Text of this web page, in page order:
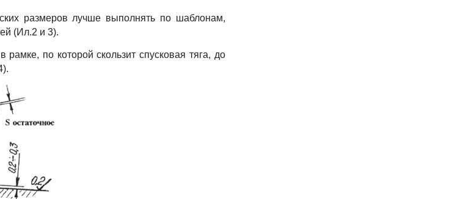
размеров лучше выполнять по шаблонам,
(Ил.2 и 3).
по которой скользит спусковая тяга, до